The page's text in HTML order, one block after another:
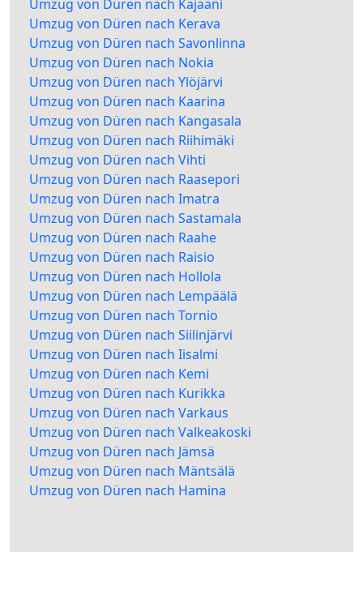
Umzug von Düren nach Kajaani
Umzug von Düren nach Kerava
Umzug von Düren nach Savonlinna
Umzug von Düren nach Nokia
Umzug von Düren nach Ylöjärvi
Umzug von Düren nach Kaarina
Umzug von Düren nach Kangasala
Umzug von Düren nach Riihimäki
Umzug von Düren nach Vihti
Umzug von Düren nach Raasepori
Umzug von Düren nach Imatra
Umzug von Düren nach Sastamala
Umzug von Düren nach Raahe
Umzug von Düren nach Raisio
Umzug von Düren nach Hollola
Umzug von Düren nach Lempäälä
Umzug von Düren nach Tornio
Umzug von Düren nach Siilinjärvi
Umzug von Düren nach Iisalmi
Umzug von Düren nach Kemi
Umzug von Düren nach Kurikka
Umzug von Düren nach Varkaus
Umzug von Düren nach Valkeakoski
Umzug von Düren nach Jämsä
Umzug von Düren nach Mäntsälä
Umzug von Düren nach Hamina